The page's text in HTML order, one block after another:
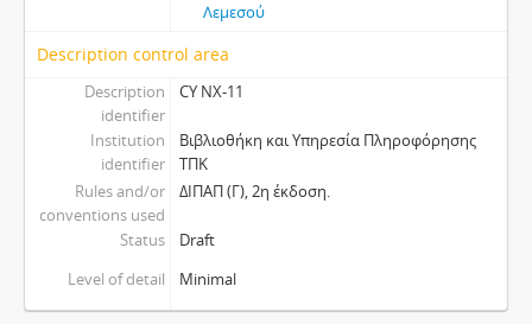
Λεμεσού
Description control area
Description
identifier
CY NX-11
Institution
identifier
Βιβλιοθήκη και Υπηρεσία Πληροφόρησης
ΤΠΚ
Rules and/or
conventions used
ΔΙΠΑΠ (Γ), 2η έκδοση.
Status
Draft
Level of detail
Minimal